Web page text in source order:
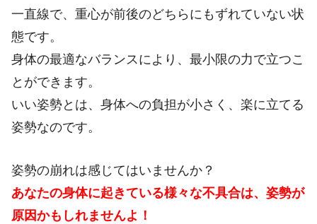
一直線で、重心が前後のどちらにもずれていない状
態です。
身体の最適なバランスにより、最小限の力で立つこ
とができます。
いい姿勢とは、身体への負担が小さく、楽に立てる
姿勢なのです。
姿勢の崩れは感じてはいませんか？
あなたの身体に起きている様々な不具合は、姿勢が
原因かもしれませんよ！